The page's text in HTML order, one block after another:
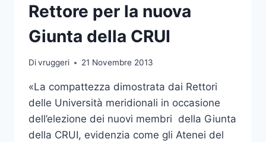
POLITICA
E
ISTITUZIONI”
Rettore per la nuova
Giunta della CRUI
Divruggeri 21 Novembre 2013
«La compattezza dimostrata dai Rettori
delle Università meridionali in occasione
dell’elezione dei nuovi membri della Giunta
della CRUI, evidenzia come gli Atenei del